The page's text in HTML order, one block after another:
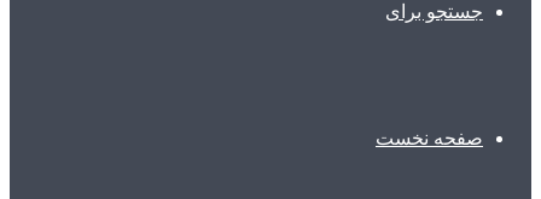
جستجو برای
صفحه نخست